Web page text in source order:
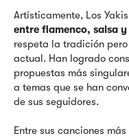
Artísticamente, Los
entre flamenco, salsa
respeta la tradición
actual. Han logrado
propuestas más
a temas que se han
de sus seguidores.
Entre sus canciones